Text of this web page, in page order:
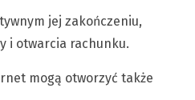
jej zakończeniu,
i otwarcia rachunku.
mogą otworzyć także